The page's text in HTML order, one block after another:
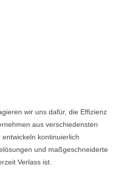
wir uns dafür, die Effizienz
aus verschiedensten
kontinuierlich
und maßgeschneiderte
Verlass ist.